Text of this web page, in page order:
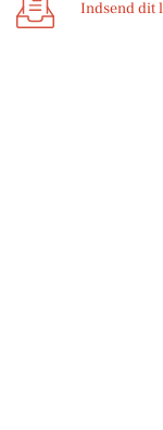
Indsend dit